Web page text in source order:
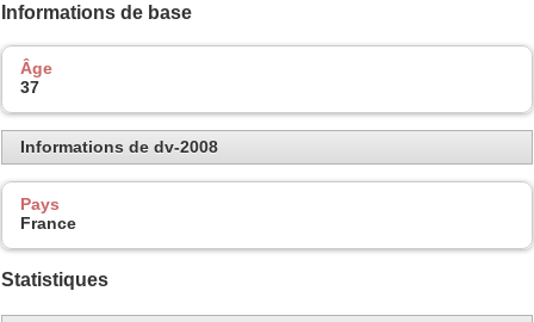
Informations de base
Âge
37
Informations de dv-2008
Pays
France
Statistiques